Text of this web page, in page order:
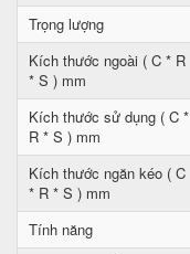
Trọng lượng
Kích thước ngoài ( C * R
* S ) mm
Kích thước sử dụng ( C *
R * S ) mm
Kích thước ngăn kéo ( C
* R * S ) mm
Tính năng